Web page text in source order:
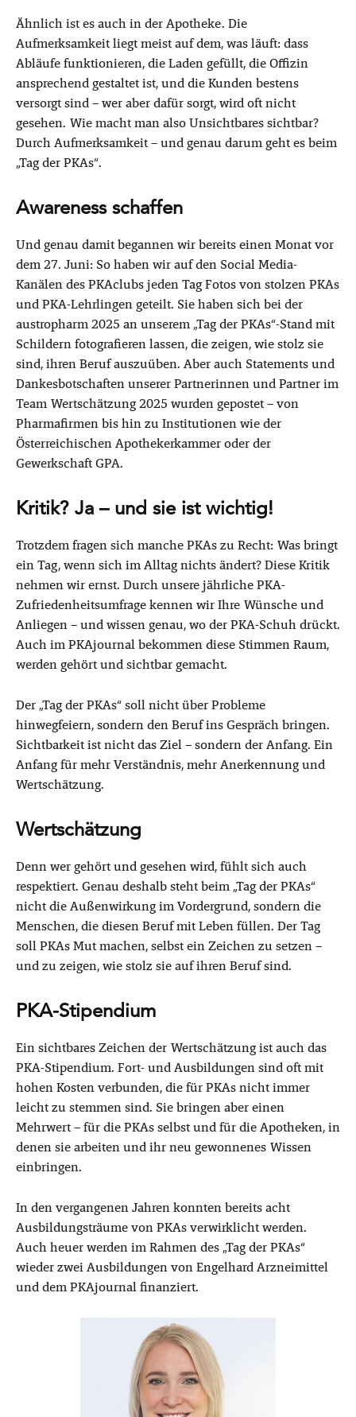
Ähnlich ist es auch in der Apotheke. Die
Aufmerksamkeit liegt meist auf dem, was läuft: dass
Abläufe funktionieren, die Laden gefüllt, die Offizin
ansprechend gestaltet ist, und die Kunden bestens
versorgt sind – wer aber dafür sorgt, wird oft nicht
gesehen. Wie macht man also Unsichtbares sichtbar?
Durch Aufmerksamkeit – und genau darum geht es beim
„Tag der PKAs“.
Awareness schaffen
Und genau damit begannen wir bereits einen Monat vor
dem 27. Juni: So haben wir auf den Social Media-
Kanälen des PKAclubs jeden Tag Fotos von stolzen PKAs
und PKA-Lehrlingen geteilt. Sie haben sich bei der
austropharm 2025 an unserem „Tag der PKAs“-Stand mit
Schildern fotografieren lassen, die zeigen, wie stolz sie
sind, ihren Beruf auszuüben. Aber auch Statements und
Dankesbotschaften unserer Partnerinnen und Partner im
Team Wertschätzung 2025 wurden gepostet – von
Pharmafirmen bis hin zu Institutionen wie der
Österreichischen Apothekerkammer oder der
Gewerkschaft GPA.
Kritik? Ja – und sie ist wichtig!
Trotzdem fragen sich manche PKAs zu Recht: Was bringt
ein Tag, wenn sich im Alltag nichts ändert? Diese Kritik
nehmen wir ernst. Durch unsere jährliche PKA-
Zufriedenheitsumfrage kennen wir Ihre Wünsche und
Anliegen – und wissen genau, wo der PKA-Schuh drückt.
Auch im PKAjournal bekommen diese Stimmen Raum,
werden gehört und sichtbar gemacht.
Der „Tag der PKAs“ soll nicht über Probleme
hinwegfeiern, sondern den Beruf ins Gespräch bringen.
Sichtbarkeit ist nicht das Ziel – sondern der Anfang. Ein
Anfang für mehr Verständnis, mehr Anerkennung und
Wertschätzung.
Wertschätzung
Denn wer gehört und gesehen wird, fühlt sich auch
respektiert. Genau deshalb steht beim „Tag der PKAs“
nicht die Außenwirkung im Vordergrund, sondern die
Menschen, die diesen Beruf mit Leben füllen. Der Tag
soll PKAs Mut machen, selbst ein Zeichen zu setzen –
und zu zeigen, wie stolz sie auf ihren Beruf sind.
PKA-Stipendium
Ein sichtbares Zeichen der Wertschätzung ist auch das
PKA-Stipendium. Fort- und Ausbildungen sind oft mit
hohen Kosten verbunden, die für PKAs nicht immer
leicht zu stemmen sind. Sie bringen aber einen
Mehrwert – für die PKAs selbst und für die Apotheken, in
denen sie arbeiten und ihr neu gewonnenes Wissen
einbringen.
In den vergangenen Jahren konnten bereits acht
Ausbildungsträume von PKAs verwirklicht werden.
Auch heuer werden im Rahmen des „Tag der PKAs“
wieder zwei Ausbildungen von Engelhard Arzneimittel
und dem PKAjournal finanziert.